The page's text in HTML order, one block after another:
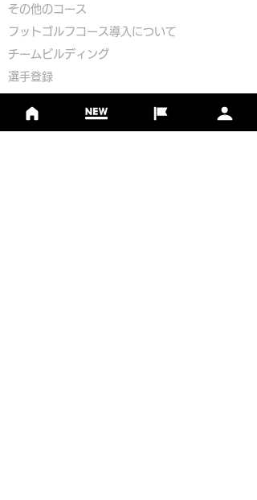
​その他のコース
​ フットゴルフコース導入について
​チームビルディング
選手登録​
​イベント依頼